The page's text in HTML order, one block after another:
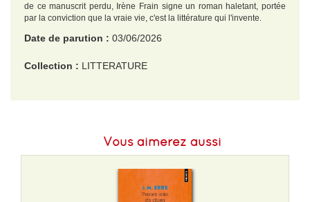
de ce manuscrit perdu, Irène Frain signe un roman haletant, portée
par la conviction que la vraie vie, c'est la littérature qui l'invente.
Date de parution : 03/06/2026
Collection : LITTERATURE
Vous aimerez aussi